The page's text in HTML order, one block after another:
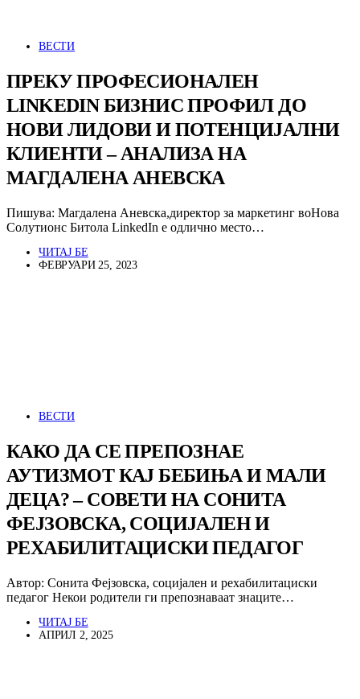
ВЕСТИ
ПРЕКУ ПРОФЕСИОНАЛЕН
LINKEDIN БИЗНИС ПРОФИЛ ДО
НОВИ ЛИДОВИ И ПОТЕНЦИЈАЛНИ
КЛИЕНТИ – АНАЛИЗА НА
МАГДАЛЕНА АНЕВСКА
Пишува: Магдалена Аневска,директор за маркетинг воНова
Солутионс Битола LinkedIn е одлично место…
ЧИТАЈ БЕ
ФЕВРУАРИ 25, 2023
ВЕСТИ
КАКО ДА СЕ ПРЕПОЗНАЕ
АУТИЗМОТ КАЈ БЕБИЊА И МАЛИ
ДЕЦА? – СОВЕТИ НА СОНИТА
ФЕЈЗОВСКА, СОЦИЈАЛЕН И
РЕХАБИЛИТАЦИСКИ ПЕДАГОГ
Автор: Сонита Фејзовска, социјален и рехабилитациски
педагог Некои родители ги препознаваат знаците…
ЧИТАЈ БЕ
АПРИЛ 2, 2025